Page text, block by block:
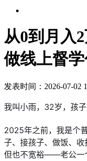
从0到月入
做线上督
发表时间：2026-07-02
我叫小雨，32岁，孩子
2025年之前，我是个
子、接孩子、做饭、收
但也不宽裕——老公一